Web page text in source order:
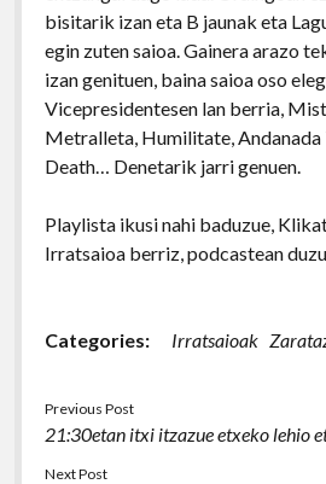
bisitarik izan eta B jaunak eta
egin zuten saioa. Gainera arazo
izan genituen, baina saioa oso
Vicepresidentesen lan berria,
Metralleta, Humilitate, Andanada
Death… Denetarik jarri genuen.
Playlista ikusi nahi baduzue,
Irratsaioa berriz, podcastean
Categories: Irratsaioak
Previous Post
21:30etan itxi itzazue etxeko lehio
Next Post